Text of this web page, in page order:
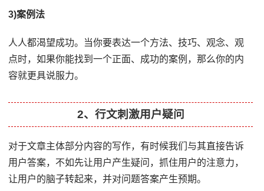
3)案例法
人人都渴望成功。当你要表达一个方法、技巧、观念、观
点时，如果你能找到一个正面、成功的案例，那么你的内
容就更具说服力。
2、行文刺激用户疑问
对于文章主体部分内容的写作，有时候我们与其直接告诉
用户答案，不如先让用户产生疑问，抓住用户的注意力，
让用户的脑子转起来，并对问题答案产生预期。